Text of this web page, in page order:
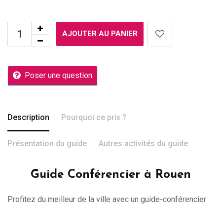
AJOUTER AU PANIER
Poser une question
Description Pourquoi ce prix ?
Présentation du guide Autres activités du guide
Guide Conférencier à Rouen
Profitez du meilleur de la ville avec un guide-conférencier